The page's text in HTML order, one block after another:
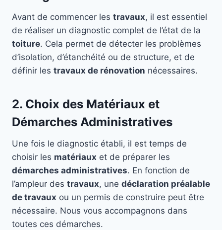
Avant de commencer les travaux, il est essentiel
de réaliser un diagnostic complet de l’état de la
toiture. Cela permet de détecter les problèmes
d’isolation, d’étanchéité ou de structure, et de
définir les travaux de rénovation nécessaires.
2. Choix des Matériaux et
Démarches Administratives
Une fois le diagnostic établi, il est temps de
choisir les matériaux et de préparer les
démarches administratives. En fonction de
l’ampleur des travaux, une déclaration préalable
de travaux ou un permis de construire peut être
nécessaire. Nous vous accompagnons dans
toutes ces démarches.